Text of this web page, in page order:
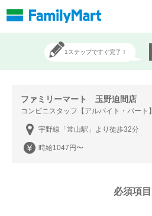
1ステップですぐ完了！
ファミリーマート 玉野迫間店
コンビニスタッフ【アルバイト・パート】
宇野線「常山駅」より徒歩32分
時給1047円〜
必須項目